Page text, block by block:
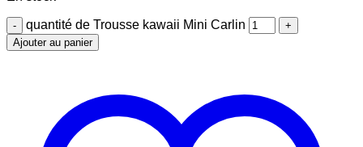
quantité de Trousse kawaii Mini Carlin
Ajouter au panier